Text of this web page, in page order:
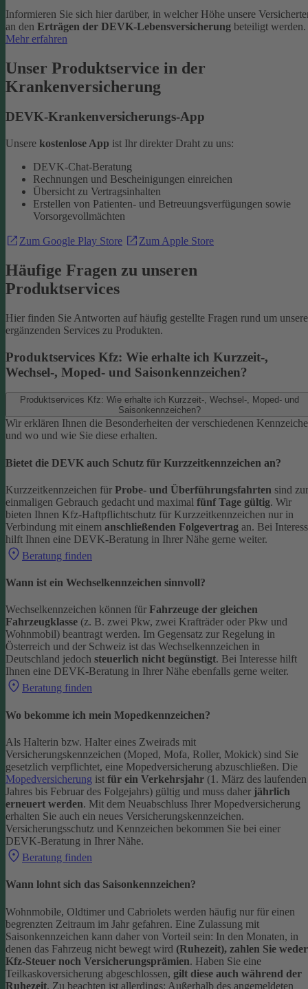
Informieren Sie sich hier darüber, in welcher Höhe unsere
an den Erträgen der DEVK-Lebensversicherung beteiligt werden.
Mehr erfahren
Unser Produktservice in der
Krankenversicherung
DEVK-Krankenversicherungs-App
Unsere kostenlose App ist Ihr direkter Draht zu uns:
DEVK-Chat-Beratung
Rechnungen und Bescheinigungen einreichen
Übersicht zu Vertragsinhalten
Erstellen von Patienten- und Betreuungsverfügungen sowie
Vorsorgevollmächten
Zum Google Play Store Zum Apple Store
Häufige Fragen zu unseren
Produktservices
Hier finden Sie Antworten auf häufig gestellte Fragen rund um unsere
ergänzenden Services zu Produkten.
Produktservices Kfz: Wie erhalte ich Kurzzeit-,
Wechsel-, Moped- und Saisonkennzeichen?
Produktservices Kfz: Wie erhalte ich Kurzzeit-, Wechsel-, Moped- und
Saisonkennzeichen?
Wir erklären Ihnen die Besonderheiten der verschiedenen
und wo und wie Sie diese erhalten.
Bietet die DEVK auch Schutz für Kurzzeitkennzeichen an?
Kurzzeitkennzeichen für Probe- und Überführungsfahrten sind
einmaligen Gebrauch gedacht und maximal fünf Tage gültig. Wir
bieten Ihnen Kfz-Haftpflichtschutz für Kurzzeitkennzeichen nur in
Verbindung mit einem anschließenden Folgevertrag an. Bei
hilft Ihnen eine DEVK-Beratung in Ihrer Nähe gerne weiter.
Beratung finden
Wann ist ein Wechselkennzeichen sinnvoll?
Wechselkennzeichen können für Fahrzeuge der gleichen
Fahrzeugklasse (z. B. zwei Pkw, zwei Krafträder oder Pkw und
Wohnmobil) beantragt werden. Im Gegensatz zur Regelung in
Österreich und der Schweiz ist das Wechselkennzeichen in
Deutschland jedoch steuerlich nicht begünstigt. Bei Interesse hilft
Ihnen eine DEVK-Beratung in Ihrer Nähe ebenfalls gerne weiter.
Beratung finden
Wo bekomme ich mein Mopedkennzeichen?
Als Halterin bzw. Halter eines Zweirads mit
Versicherungskennzeichen (Moped, Mofa, Roller, Mokick) sind Sie
gesetzlich verpflichtet, eine Mopedversicherung abzuschließen. Die
Mopedversicherung ist für ein Verkehrsjahr (1. März des laufenden
Jahres bis Februar des Folgejahrs) gültig und muss daher jährlich
erneuert werden. Mit dem Neuabschluss Ihrer Mopedversicherung
erhalten Sie auch ein neues Versicherungskennzeichen.
Versicherungsschutz und Kennzeichen bekommen Sie bei einer
DEVK-Beratung in Ihrer Nähe.
Beratung finden
Wann lohnt sich das Saisonkennzeichen?
Wohnmobile, Oldtimer und Cabriolets werden häufig nur für einen
begrenzten Zeitraum im Jahr gefahren. Eine Zulassung mit
Saisonkennzeichen kann daher von Vorteil sein: In den Monaten, in
denen das Fahrzeug nicht bewegt wird (Ruhezeit), zahlen Sie weder
Kfz-Steuer noch Versicherungsprämien. Haben Sie eine
Teilkaskoversicherung abgeschlossen, gilt diese auch während der
Ruhezeit. Zu beachten ist allerdings: Außerhalb des angemeldeten